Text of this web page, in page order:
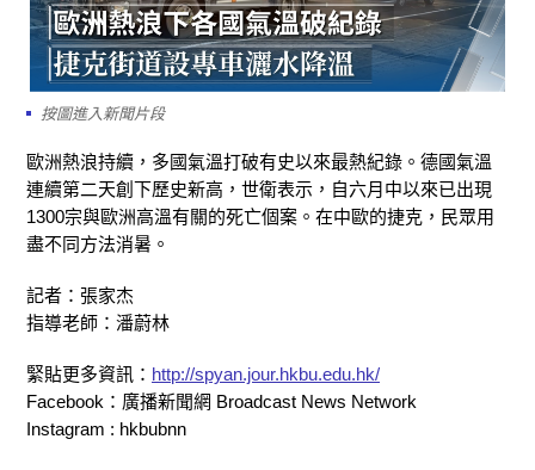
按圖進入新聞片段
歐洲熱浪持續，多國氣溫打破有史以來最熱紀錄。德國氣溫
連續第二天創下歷史新高，世衛表示，自六月中以來已出現
1300宗與歐洲高溫有關的死亡個案。在中歐的捷克，民眾用
盡不同方法消暑。
記者：張家杰
指導老師：潘蔚林
緊貼更多資訊： http://spyan.jour.hkbu.edu.hk/
Facebook：廣播新聞網 Broadcast News Network
Instagram : hkbubnn